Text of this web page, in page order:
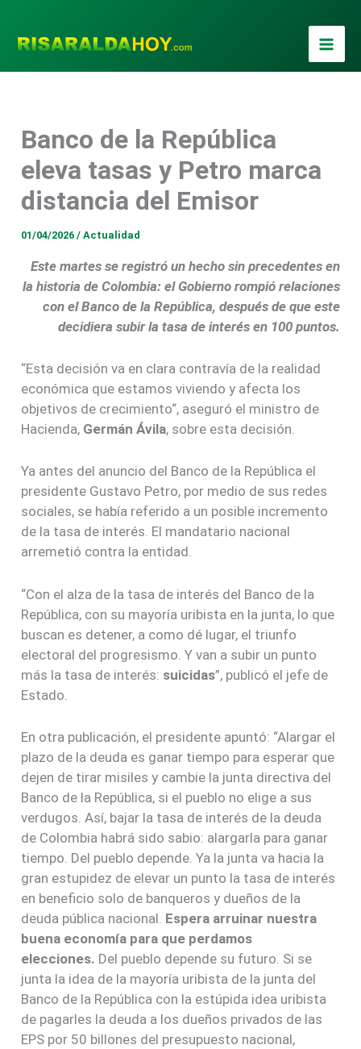
contenido
Banco de la República
eleva tasas y Petro marca
distancia del Emisor
01/04/2026/Actualidad
Este martes se registró un hecho sin precedentes en
la historia de Colombia: el Gobierno rompió relaciones
con el Banco de la República, después de que este
decidiera subir la tasa de interés en 100 puntos.
“Esta decisión va en clara contravía de la realidad
económica que estamos viviendo y afecta los
objetivos de crecimiento“, aseguró el ministro de
Hacienda, Germán Ávila, sobre esta decisión.
Ya antes del anuncio del Banco de la República el
presidente Gustavo Petro, por medio de sus redes
sociales, se había referido a un posible incremento
de la tasa de interés. El mandatario nacional
arremetió contra la entidad.
“Con el alza de la tasa de interés del Banco de la
República, con su mayoría uribista en la junta, lo que
buscan es detener, a como dé lugar, el triunfo
electoral del progresismo. Y van a subir un punto
más la tasa de interés: suicidas”, publicó el jefe de
Estado.
En otra publicación, el presidente apuntó: “Alargar el
plazo de la deuda es ganar tiempo para esperar que
dejen de tirar misiles y cambie la junta directiva del
Banco de la República, si el pueblo no elige a sus
verdugos. Así, bajar la tasa de interés de la deuda
de Colombia habrá sido sabio: alargarla para ganar
tiempo. Del pueblo depende. Ya la junta va hacia la
gran estupidez de elevar un punto la tasa de interés
en beneficio solo de banqueros y dueños de la
deuda pública nacional. Espera arruinar nuestra
buena economía para que perdamos
elecciones. Del pueblo depende su futuro. Si se
junta la idea de la mayoría uribista de la junta del
Banco de la República con la estúpida idea uribista
de pagarles la deuda a los dueños privados de las
EPS por 50 billones del presupuesto nacional,